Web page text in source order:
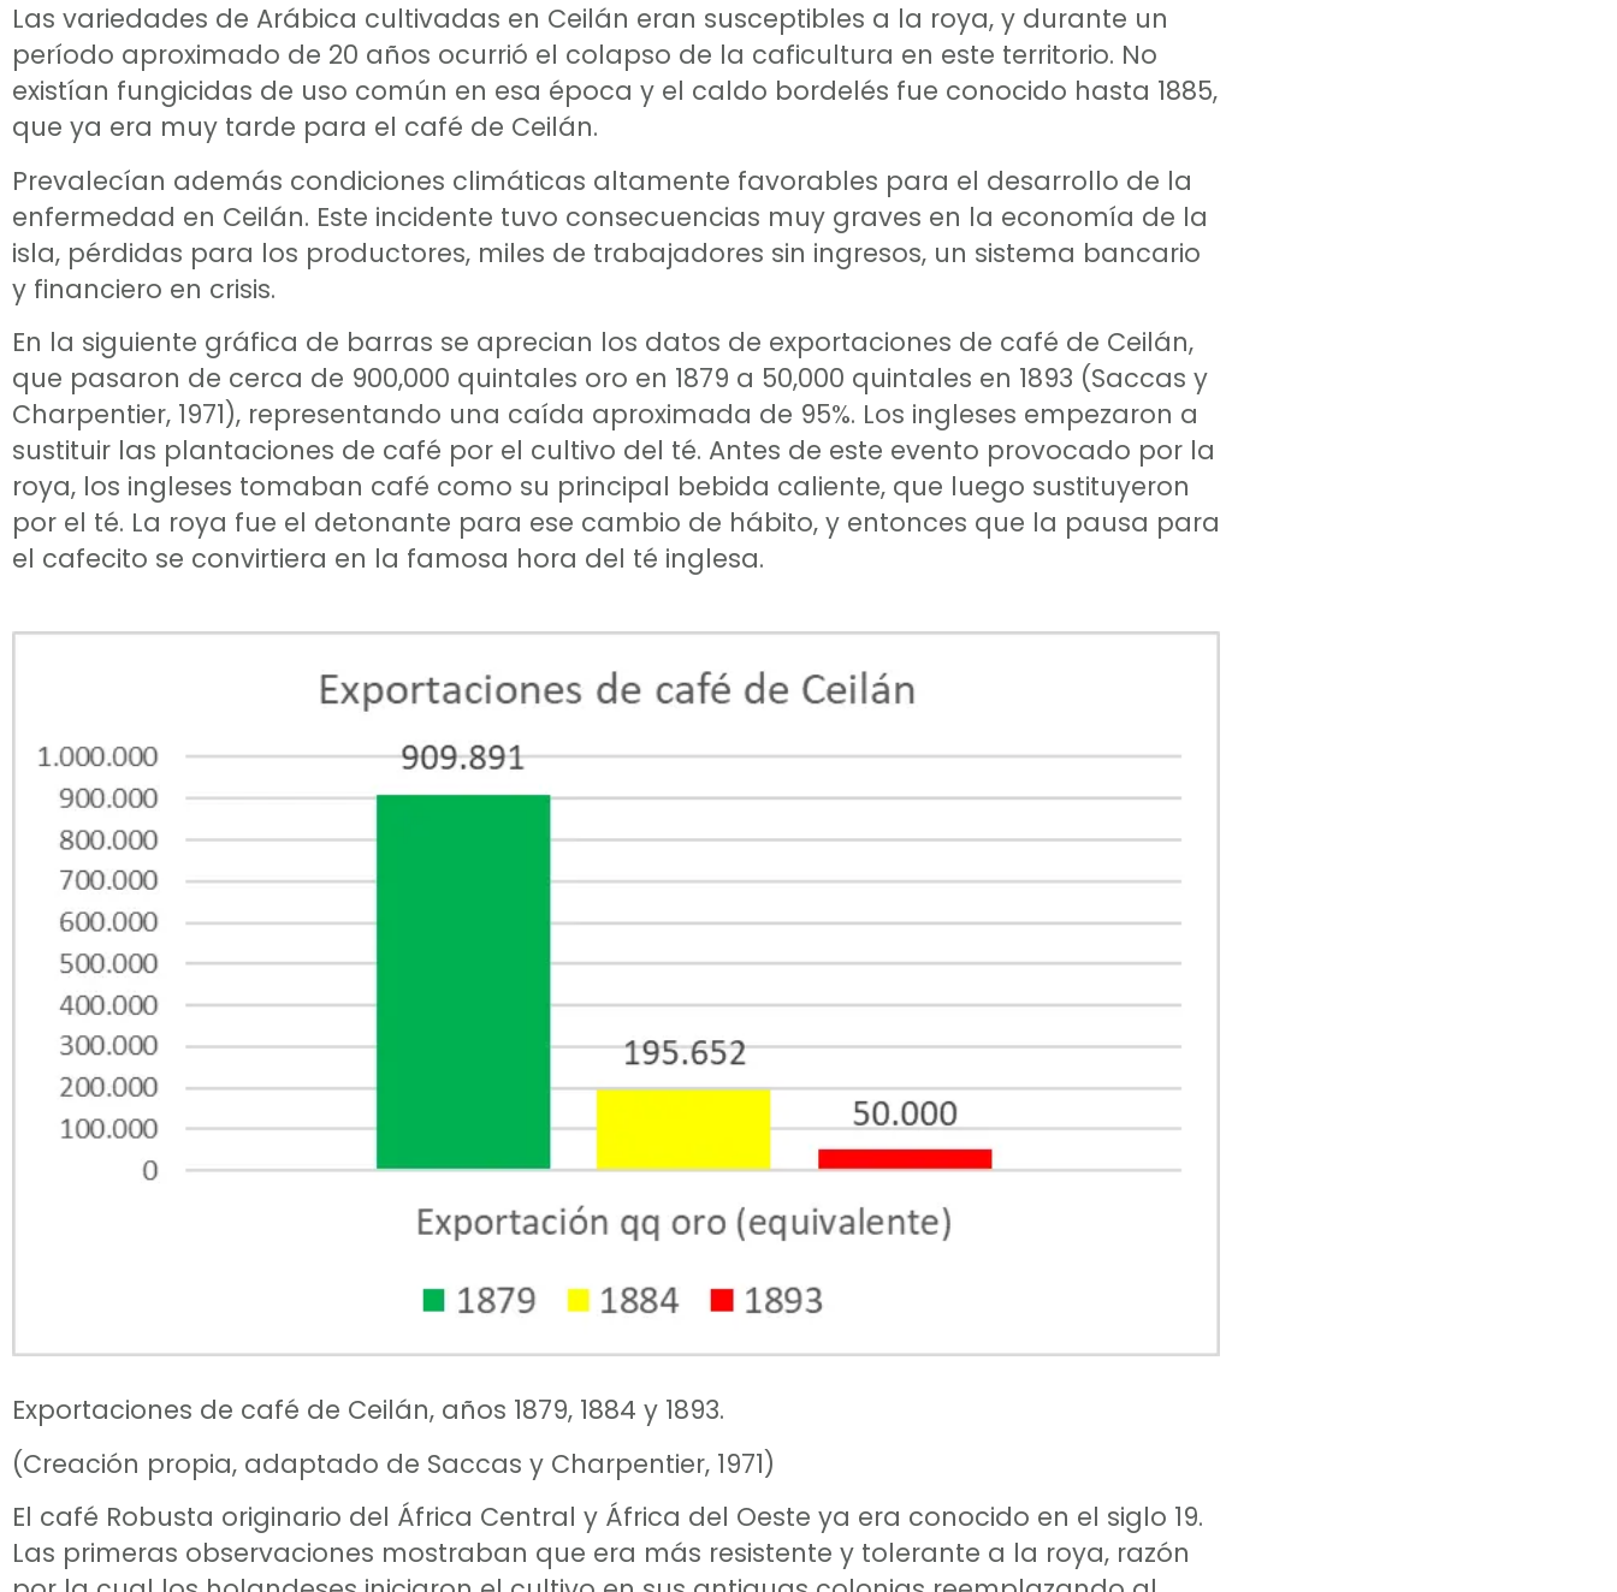
Las variedades de Arábica cultivadas en Ceilán eran susceptibles a la roya, y durante un
período aproximado de 20 años ocurrió el colapso de la caficultura en este territorio. No
existían fungicidas de uso común en esa época y el caldo bordelés fue conocido hasta 1885,
que ya era muy tarde para el café de Ceilán.
Prevalecían además condiciones climáticas altamente favorables para el desarrollo de la
enfermedad en Ceilán. Este incidente tuvo consecuencias muy graves en la economía de la
isla, pérdidas para los productores, miles de trabajadores sin ingresos, un sistema bancario
y financiero en crisis.
En la siguiente gráfica de barras se aprecian los datos de exportaciones de café de Ceilán,
que pasaron de cerca de 900,000 quintales oro en 1879 a 50,000 quintales en 1893 (Saccas y
Charpentier, 1971), representando una caída aproximada de 95%. Los ingleses empezaron a
sustituir las plantaciones de café por el cultivo del té. Antes de este evento provocado por la
roya, los ingleses tomaban café como su principal bebida caliente, que luego sustituyeron
por el té. La roya fue el detonante para ese cambio de hábito, y entonces que la pausa para
el cafecito se convirtiera en la famosa hora del té inglesa.
Exportaciones de café de Ceilán, años 1879, 1884 y 1893.
(Creación propia, adaptado de Saccas y Charpentier, 1971)
El café Robusta originario del África Central y África del Oeste ya era conocido en el siglo 19.
Las primeras observaciones mostraban que era más resistente y tolerante a la roya, razón